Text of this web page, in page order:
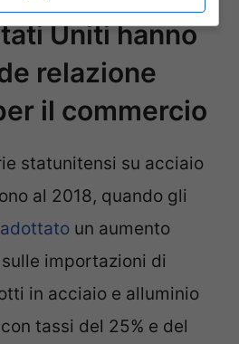
Uniti hanno
relazione
il commercio
statunitensi su acciaio
al 2018, quando gli
un aumento
importazioni di
in acciaio e alluminio
tassi del 25% e del